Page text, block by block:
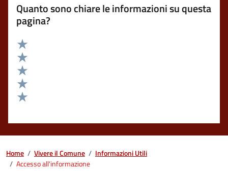
Quanto sono chiare le informazioni su questa
pagina?
Valuta 5 stelle su 5
Valuta 4 stelle su 5
Valuta 3 stelle su 5
Valuta 2 stelle su 5
Home / Vivere il Comune / Informazioni Utili
/ Accesso all'informazione